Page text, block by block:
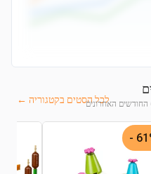
התחבר כדי לצפות בגרף מחירים מלא של 6 החודשים האחרוניםלכל הסטים בקטגוריה ←